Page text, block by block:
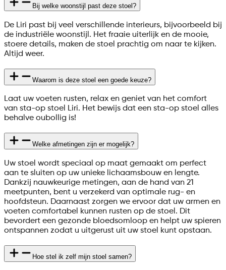
Bij welke woonstijl past deze stoel?
De Liri past bij veel verschillende interieurs, bijvoorbeeld bij
de industriële woonstijl. Het fraaie uiterlijk en de mooie,
stoere details, maken de stoel prachtig om naar te kijken.
Altijd weer.
Waarom is deze stoel een goede keuze?
Laat uw voeten rusten, relax en geniet van het comfort
van sta-op stoel Liri. Het bewijs dat een sta-op stoel alles
behalve oubollig is!
Welke afmetingen zijn er mogelijk?
Uw stoel wordt speciaal op maat gemaakt om perfect
aan te sluiten op uw unieke lichaamsbouw en lengte.
Dankzij nauwkeurige metingen, aan de hand van 21
meetpunten, bent u verzekerd van optimale rug- en
hoofdsteun. Daarnaast zorgen we ervoor dat uw armen en
voeten comfortabel kunnen rusten op de stoel. Dit
bevordert een gezonde bloedsomloop en helpt uw spieren
ontspannen zodat u uitgerust uit uw stoel kunt opstaan.
Hoe stel ik zelf mijn stoel samen?